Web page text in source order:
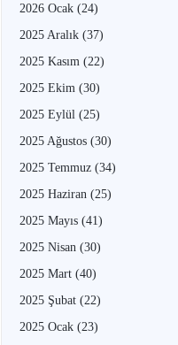
2026 Ocak (24)
2025 Aralık (37)
2025 Kasım (22)
2025 Ekim (30)
2025 Eylül (25)
2025 Ağustos (30)
2025 Temmuz (34)
2025 Haziran (25)
2025 Mayıs (41)
2025 Nisan (30)
2025 Mart (40)
2025 Şubat (22)
2025 Ocak (23)